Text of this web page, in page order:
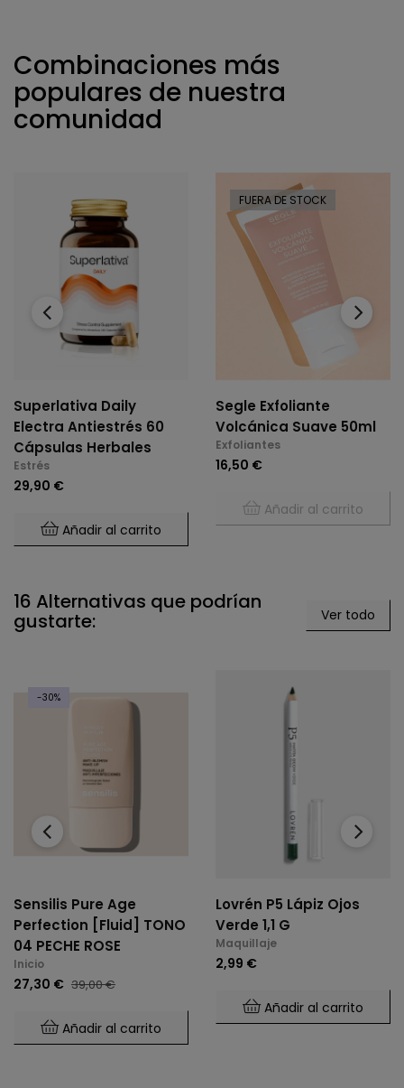
Combinaciones más
populares de nuestra
comunidad
Superlativa Daily
Electra Antiestrés 60
Cápsulas Herbales
Estrés
29,90 €
Añadir al carrito
FUERA DE STOCK
Segle Exfoliante
Volcánica Suave 50ml
Exfoliantes
16,50 €
Añadir al carrito
‹ ›
16 Alternativas que podrían
gustarte: Ver todo
-30%
Sensilis Pure Age
Perfection [Fluid] TONO
04 PECHE ROSE
Inicio
27,30 € 39,00 €
Añadir al carrito
Lovrén P5 Lápiz Ojos
Verde 1,1 G
Maquillaje
2,99 €
Añadir al carrito
‹ ›